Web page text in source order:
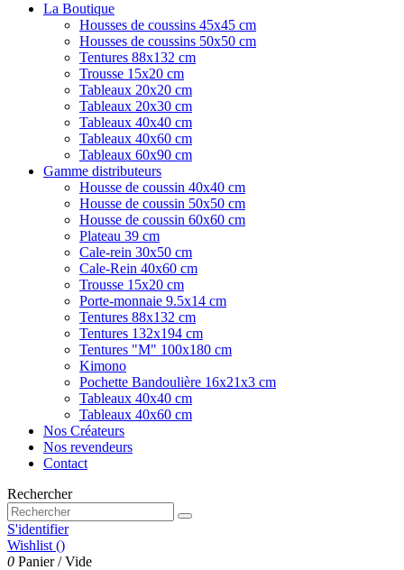
La Boutique
Housses de coussins 45x45 cm
Housses de coussins 50x50 cm
Tentures 88x132 cm
Trousse 15x20 cm
Tableaux 20x20 cm
Tableaux 20x30 cm
Tableaux 40x40 cm
Tableaux 40x60 cm
Tableaux 60x90 cm
Gamme distributeurs
Housse de coussin 40x40 cm
Housse de coussin 50x50 cm
Housse de coussin 60x60 cm
Plateau 39 cm
Cale-rein 30x50 cm
Cale-Rein 40x60 cm
Trousse 15x20 cm
Porte-monnaie 9.5x14 cm
Tentures 88x132 cm
Tentures 132x194 cm
Tentures "M" 100x180 cm
Kimono
Pochette Bandoulière 16x21x3 cm
Tableaux 40x40 cm
Tableaux 40x60 cm
Nos Créateurs
Nos revendeurs
Contact
Rechercher
S'identifier
Wishlist ()
0 Panier /Vide